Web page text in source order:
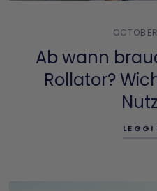
Ab wann
Rollator?
LEGGI